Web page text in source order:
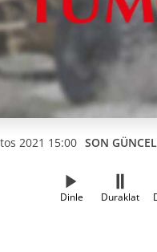
2021 15:00 SON
Dinle Duraklat